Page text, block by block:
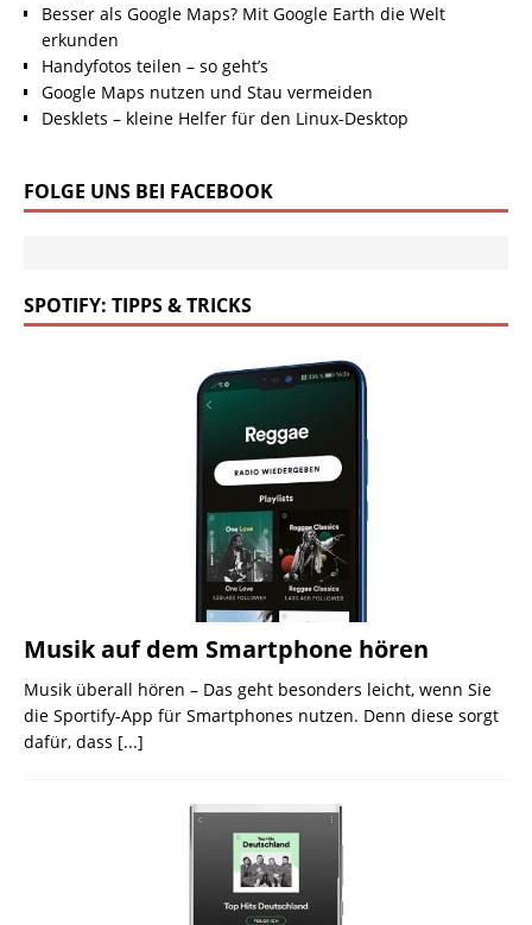
Besser als Google Maps? Mit Google Earth die Welt
erkunden
Handyfotos teilen – so geht’s
Google Maps nutzen und Stau vermeiden
Desklets – kleine Helfer für den Linux-Desktop
FOLGE UNS BEI FACEBOOK
SPOTIFY: TIPPS & TRICKS
Musik auf dem Smartphone hören
Musik überall hören – Das geht besonders leicht, wenn Sie
die Sportify-App für Smartphones nutzen. Denn diese sorgt
dafür, dass [...]